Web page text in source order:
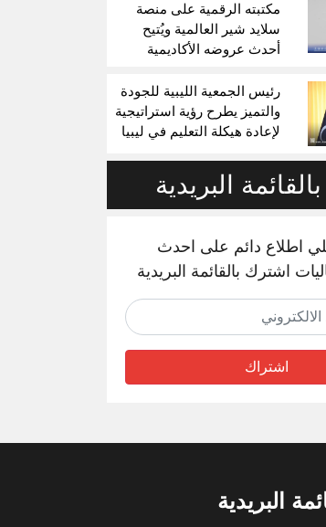
مكتبته الرقمية على منصة
سلايد شير العالمية ويُتيح
أحدث عروضه الأكاديمية
رئيس الجمعية الليبية للجودة
والتميز يطرح رؤية استراتيجية
لإعادة هيكلة التعليم في ليبيا
البريدية
اطلاع دائم على احدث
اشترك بالقائمة البريدية
اشتراك
البريدية